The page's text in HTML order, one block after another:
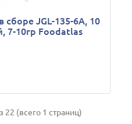
JGL-135-6A, 10
7-10гр Foodatlas
22 (всего 1 страниц)